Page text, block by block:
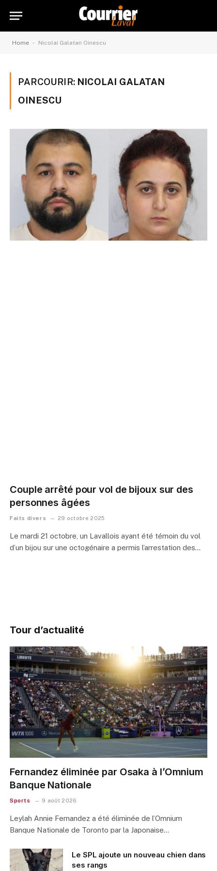
Home - Nicolai Galatan Oinescu
PARCOURIR: NICOLAI GALATAN
OINESCU
Couple arrêté pour vol de bijoux sur des
personnes âgées
Faits divers 29 octobre 2025
Le mardi 21 octobre, un Lavallois ayant été témoin du vol
d’un bijou sur une octogénaire a permis l’arrestation des…
Tour d’actualité
Fernandez éliminée par Osaka à l’Omnium
Banque Nationale
Sports 9 août 2026
Leylah Annie Fernandez a été éliminée de l’Omnium
Banque Nationale de Toronto par la Japonaise…
Le SPL ajoute un nouveau chien dans
ses rangs